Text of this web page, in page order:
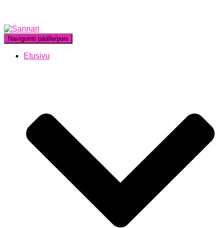
Navigointi päälle/pois
Etusivu